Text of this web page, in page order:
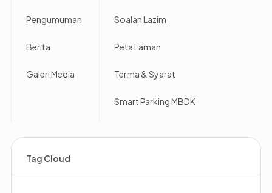
Pengumuman
Berita
Galeri Media
Soalan Lazim
Peta Laman
Terma & Syarat
Smart Parking MBDK
Tag Cloud